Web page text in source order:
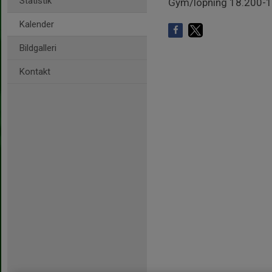
Kalender
Bildgalleri
Kontakt
Gym/löpning 18.200-